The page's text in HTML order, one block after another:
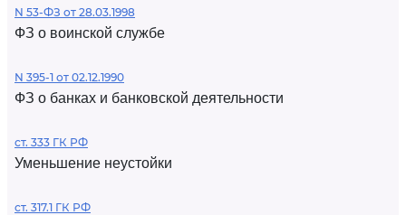
N 53-ФЗ от 28.03.1998
ФЗ о воинской службе
N 395-1 от 02.12.1990
ФЗ о банках и банковской деятельности
ст. 333 ГК РФ
Уменьшение неустойки
ст. 317.1 ГК РФ